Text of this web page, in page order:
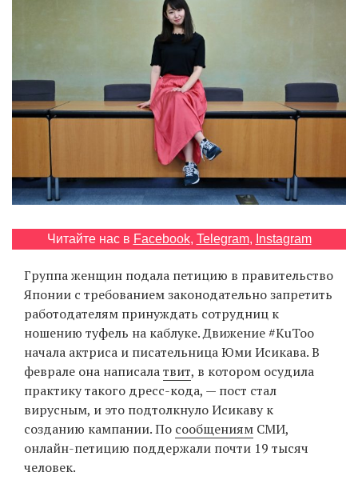
Читайте нас в Facebook, Telegram, Instagram
Группа женщин подала петицию в правительство
Японии с требованием законодательно запретить
работодателям принуждать сотрудниц к
ношению туфель на каблуке. Движение #KuToo
начала актриса и писательница Юми Исикава. В
феврале она написалатвит, в котором осудила
практику такого дресс-кода, — пост стал
вирусным, и это подтолкнуло Исикаву к
созданию кампании. По сообщениям СМИ,
онлайн-петицию поддержали почти 19 тысяч
человек.